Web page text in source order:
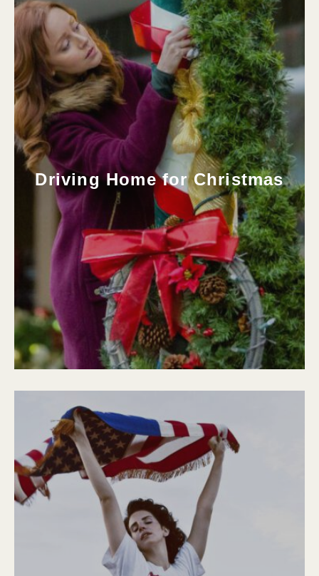
Driving Home for Christmas